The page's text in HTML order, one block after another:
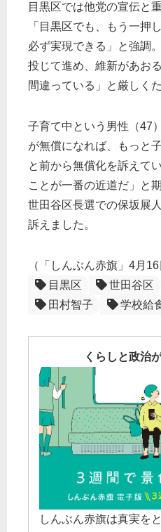
目黒区では他党の宣伝と
「目黒区でも、もう一押
必ず実現できる」と強調
投じて進め、維新があお
間違っている」と厳しく
子育て中という男性（47
が無償になれば、もっと
と前から無償化を訴えて
ことが一番の近道だ」と
世田谷区長選での保坂展
訴えました。
（「しんぶん赤旗」4月16
目黒区
世田谷区
田村智子
学校給
くらしと政治
しんぶん赤旗は真実を